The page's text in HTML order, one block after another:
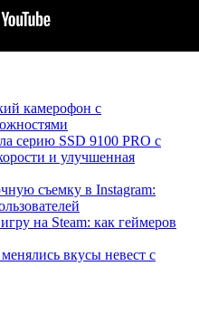
камерофон с
серию SSD 9100 PRO с
и улучшенная
съемку в Instagram:
на Steam: как геймеров
вкусы невест с